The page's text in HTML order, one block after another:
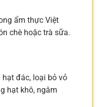
ẩm thực Việt
chè hoặc trà sữa.
đác, loại bỏ vỏ
hạt khô, ngâm